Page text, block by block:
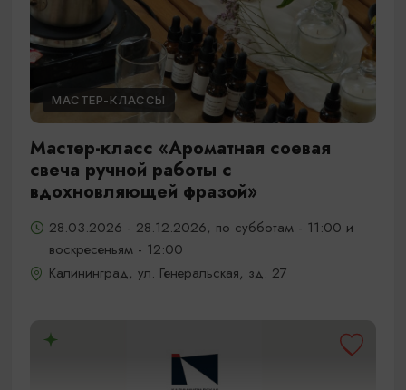
МАСТЕР-КЛАССЫ
Мастер-класс «Ароматная соевая
свеча ручной работы с
вдохновляющей фразой»
28.03.2026 - 28.12.2026, по субботам - 11:00 и
воскресеньям - 12:00
Калининград, ул. Генеральская, зд. 27